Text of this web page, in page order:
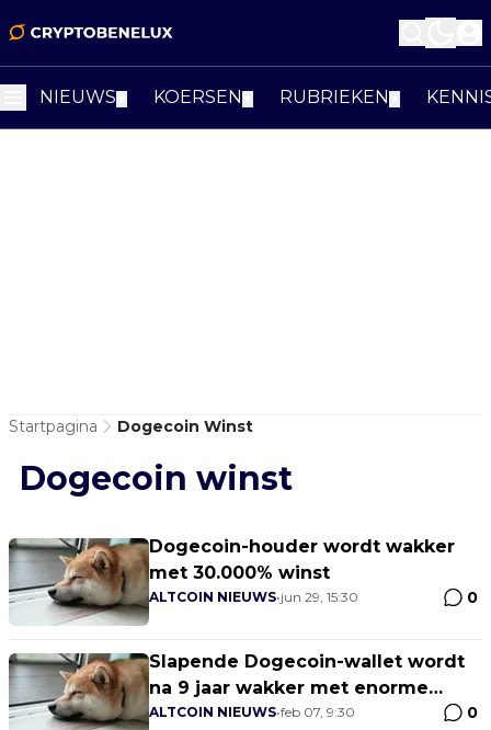
NIEUWS KOERSEN RUBRIEKEN
Startpagina Dogecoin Winst
Dogecoin winst
Dogecoin-houder wordt wakker
met 30.000% winst
ALTCOIN NIEUWS•jun 29, 15:30 0
Slapende Dogecoin-wallet wordt
na 9 jaar wakker met enorme
winst
ALTCOIN NIEUWS•feb 07, 9:30 0